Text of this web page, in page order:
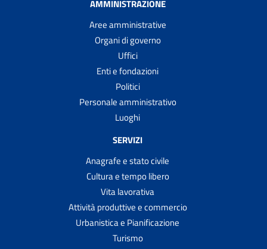
AMMINISTRAZIONE
Aree amministrative
Organi di governo
Uffici
Enti e fondazioni
Politici
Personale amministrativo
Luoghi
SERVIZI
Anagrafe e stato civile
Cultura e tempo libero
Vita lavorativa
Attività produttive e commercio
Urbanistica e Pianificazione
Turismo